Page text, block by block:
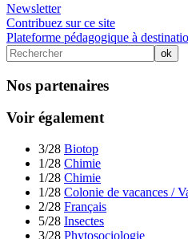
Newsletter
Contribuez sur ce site
Plateforme pédagogique à
Nos partenaires
Voir également
3/28 Biotop
1/28 Chimie
1/28 Chimie
1/28 Colonie de vacances /
2/28 Français
5/28 Insectes
3/28 Phytosociologie